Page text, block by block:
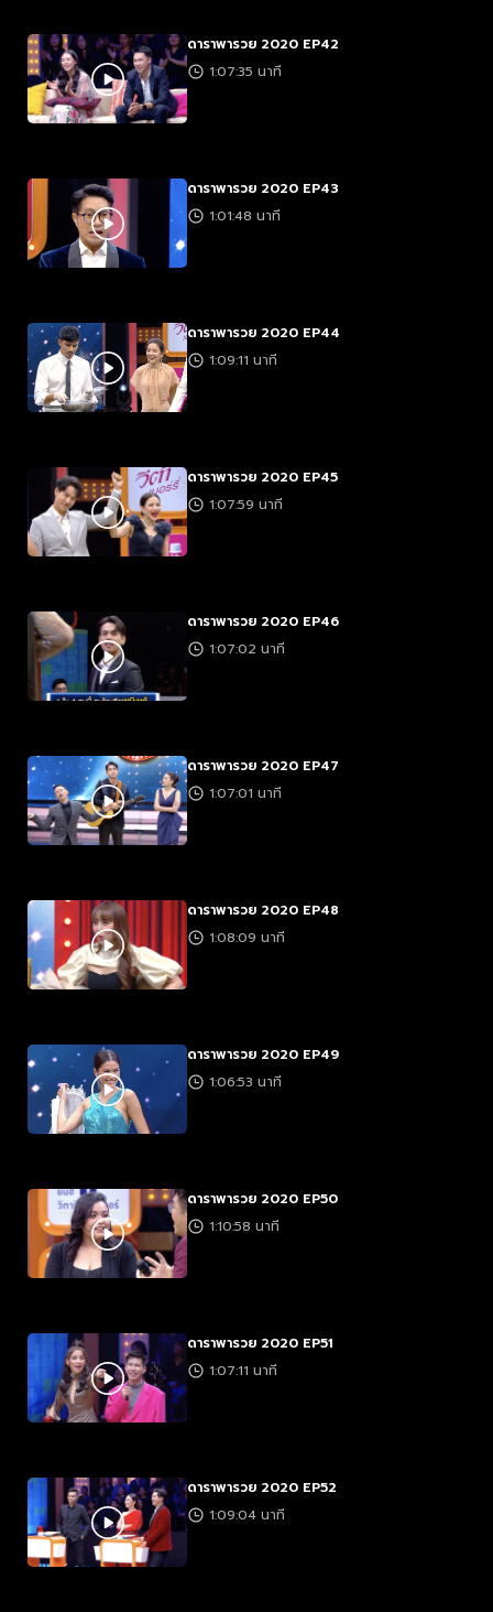
ดาราพารวย 2020 EP42
1:07:35 นาที
ดาราพารวย 2020 EP43
1:01:48 นาที
ดาราพารวย 2020 EP44
1:09:11 นาที
ดาราพารวย 2020 EP45
1:07:59 นาที
ดาราพารวย 2020 EP46
1:07:02 นาที
ดาราพารวย 2020 EP47
1:07:01 นาที
ดาราพารวย 2020 EP48
1:08:09 นาที
ดาราพารวย 2020 EP49
1:06:53 นาที
ดาราพารวย 2020 EP50
1:10:58 นาที
ดาราพารวย 2020 EP51
1:07:11 นาที
ดาราพารวย 2020 EP52
1:09:04 นาที